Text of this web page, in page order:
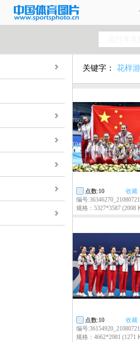
关键字： 花样
收藏
点数:10
编号
规格：5327*3587 (2008
收藏
点数:10
编号
规格：4662*2981 (1271